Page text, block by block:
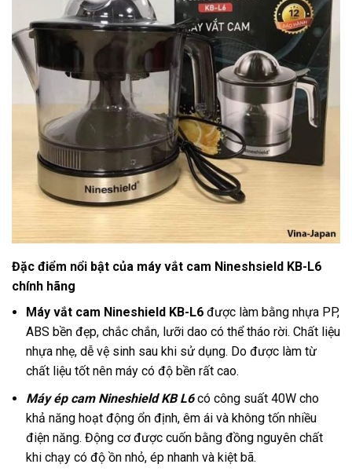
Đặc điểm nổi bật của máy vắt cam Nineshsield KB-L6
chính hãng
Máy vắt cam Nineshield KB-L6 được làm bằng nhựa PP,
ABS bền đẹp, chắc chắn, lưỡi dao có thể tháo rời. Chất liệu
nhựa nhẹ, dễ vệ sinh sau khi sử dụng. Do được làm từ
chất liệu tốt nên máy có độ bền rất cao.
Máy ép cam Nineshield KB L6có công suất 40W cho
khả năng hoạt động ổn định, êm ái và không tốn nhiều
điện năng. Động cơ được cuốn bằng đồng nguyên chất
khi chạy có độ ồn nhỏ, ép nhanh và kiệt bã.